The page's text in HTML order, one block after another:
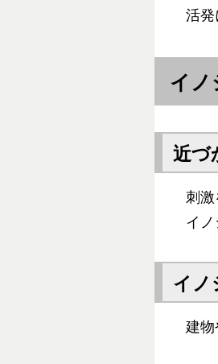
活発
イノ
近づ
刺
イ
イノ
建物